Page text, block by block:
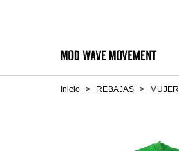
Inicio > REBAJAS > MUJER